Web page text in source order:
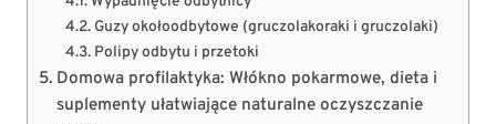
Guzy okołoodbytowe (gruczolakoraki i gruczolaki)
Polipy odbytu i przetoki
Domowa profilaktyka: Włókno pokarmowe, dieta i
suplementy ułatwiające naturalne oczyszczanie